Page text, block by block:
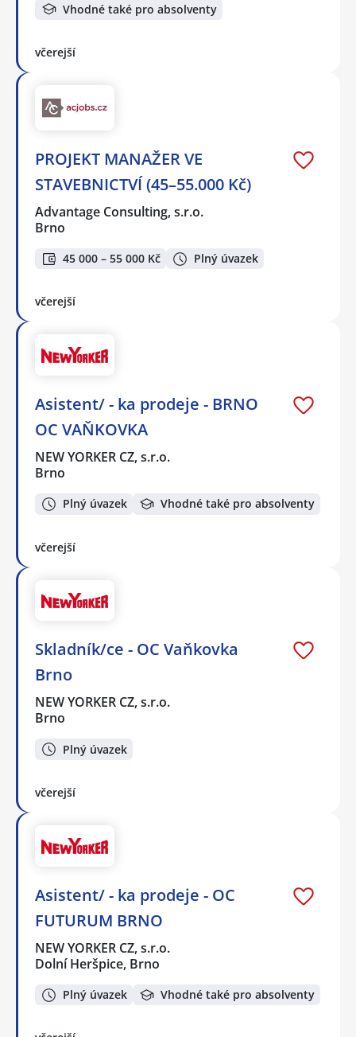
Vhodné také pro absolventy
včerejší
PROJEKT MANAŽER VE
STAVEBNICTVÍ (45–55.000 Kč)
Advantage Consulting, s.r.o.
Brno
45 000 – 55 000 Kč Plný úvazek
včerejší
Asistent/ - ka prodeje - BRNO
OC VAŇKOVKA
NEW YORKER CZ, s.r.o.
Brno
Plný úvazek Vhodné také pro absolventy
včerejší
Skladník/ce - OC Vaňkovka
Brno
NEW YORKER CZ, s.r.o.
Brno
Plný úvazek
včerejší
Asistent/ - ka prodeje - OC
FUTURUM BRNO
NEW YORKER CZ, s.r.o.
Dolní Heršpice, Brno
Plný úvazek Vhodné také pro absolventy